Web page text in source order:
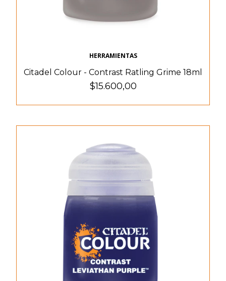
HERRAMIENTAS
Citadel Colour - Contrast Ratling Grime 18ml
$15.600,00